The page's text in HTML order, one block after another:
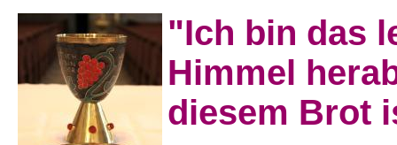
"Ich bin das
Himmel
diesem Brot